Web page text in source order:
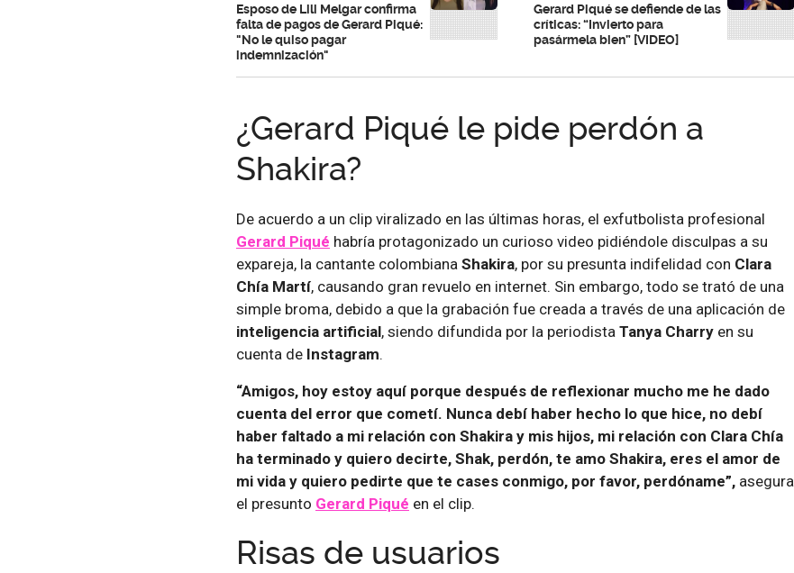
Esposo de Lili Melgar confirma
falta de pagos de Gerard Piqué:
"No le quiso pagar
indemnización"
Gerard Piqué se defiende de las
críticas: “Invierto para
pasármela bien” [VIDEO]
¿Gerard Piqué le pide perdón a
Shakira?
De acuerdo a un clip viralizado en las últimas horas, el exfutbolista profesional
Gerard Piqué habría protagonizado un curioso video pidiéndole disculpas a su
expareja, la cantante colombiana Shakira, por su presunta indifelidad con Clara
Chía Martí, causando gran revuelo en internet. Sin embargo, todo se trató de una
simple broma, debido a que la grabación fue creada a través de una aplicación de
inteligencia artificial, siendo difundida por la periodista Tanya Charry en su
cuenta de Instagram.
“Amigos, hoy estoy aquí porque después de reflexionar mucho me he dado
cuenta del error que cometí. Nunca debí haber hecho lo que hice, no debí
haber faltado a mi relación con Shakira y mis hijos, mi relación con Clara Chía
ha terminado y quiero decirte, Shak, perdón, te amo Shakira, eres el amor de
mi vida y quiero pedirte que te cases conmigo, por favor, perdóname”, asegura
el presunto Gerard Piqué en el clip.
Risas de usuarios